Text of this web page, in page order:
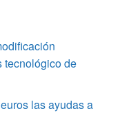
tecnológico de
las ayudas a